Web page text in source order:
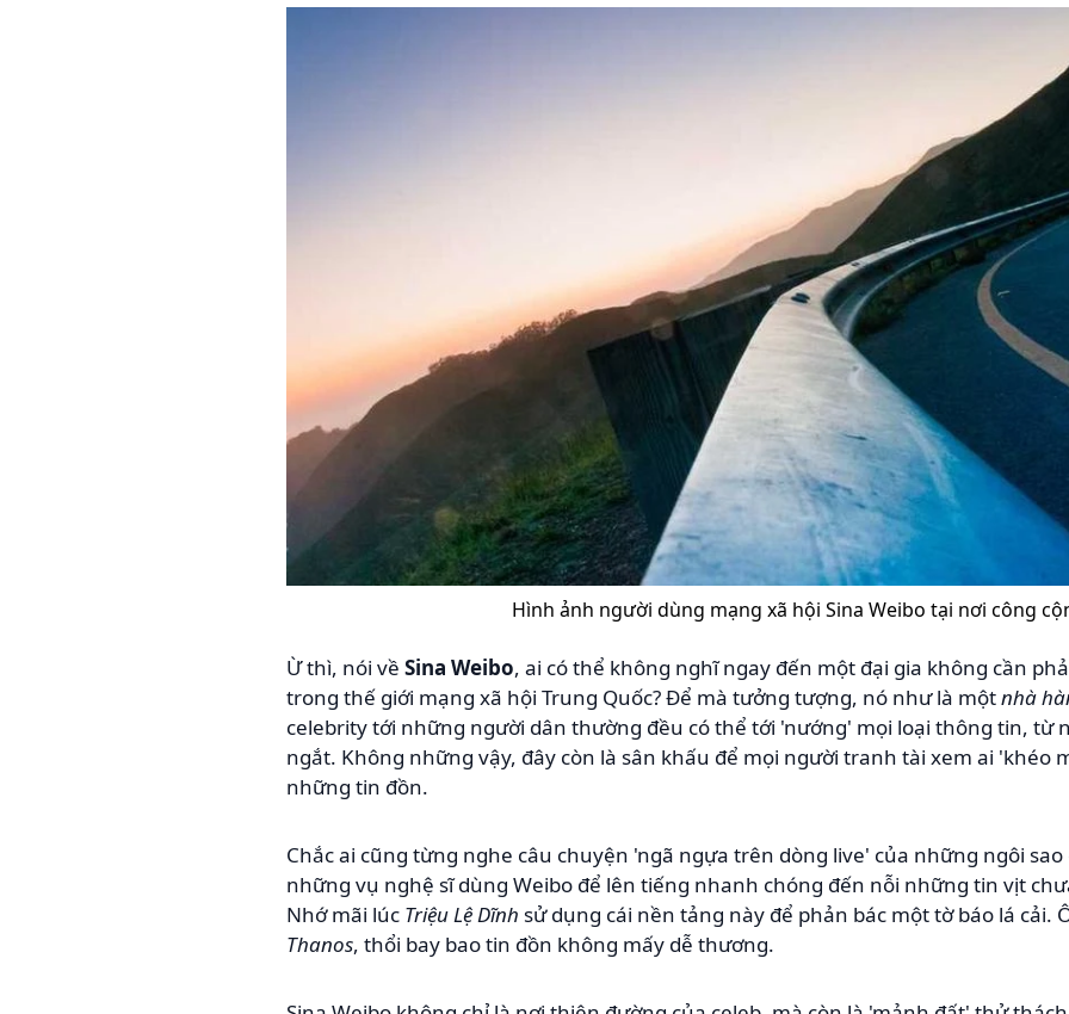
Hình ảnh người dùng mạng xã hội Sina Weibo tại nơi công
Ừ thì, nói về Sina Weibo, ai có thể không nghĩ ngay đến một đại gia không cần
trong thế giới mạng xã hội Trung Quốc? Để mà tưởng tượng, nó như là mộtnhà
celebrity tới những người dân thường đều có thể tới 'nướng' mọi loại thông tin, từ
ngắt. Không những vậy, đây còn là sân khấu để mọi người tranh tài xem ai 'khéo
những tin đồn.
Chắc ai cũng từng nghe câu chuyện 'ngã ngựa trên dòng live' của những ngôi
những vụ nghệ sĩ dùng Weibo để lên tiếng nhanh chóng đến nỗi những tin vịt
Nhớ mãi lúc Triệu Lệ Dĩnh sử dụng cái nền tảng này để phản bác một tờ báo lá cải.
Thanos, thổi bay bao tin đồn không mấy dễ thương.